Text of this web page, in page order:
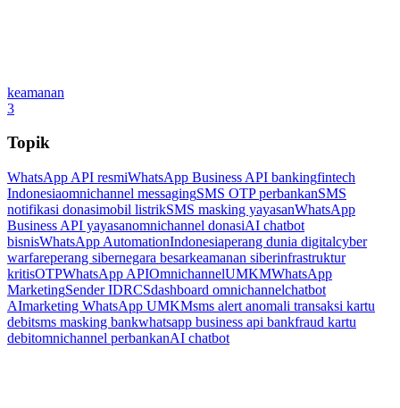
keamanan
3
Topik
WhatsApp API resmiWhatsApp Business API bankingfintech
Indonesiaomnichannel messagingSMS OTP perbankanSMS
notifikasi donasimobil listrikSMS masking yayasanWhatsApp
Business API yayasanomnichannel donasiAI chatbot
bisnisWhatsApp AutomationIndonesiaperang dunia digitalcyber
warfareperang sibernegara besarkeamanan siberinfrastruktur
kritisOTPWhatsApp APIOmnichannelUMKMWhatsApp
MarketingSender IDRCSdashboard omnichannelchatbot
AImarketing WhatsApp UMKMsms alert anomali transaksi kartu
debitsms masking bankwhatsapp business api bankfraud kartu
debitomnichannel perbankanAI chatbot